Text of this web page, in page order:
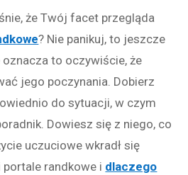
że Twój facet przegląda
? Nie panikuj, to jeszcze
to oczywiście, że
jego poczynania. Dobierz
do sytuacji, w czym
Dowiesz się z niego, co
uczuciowe wkradł się
randkowe i dlaczego